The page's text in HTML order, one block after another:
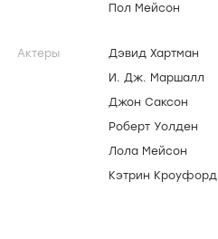
Пол Мейсон
Актеры
Дэвид Хартман
И. Дж. Маршалл
Джон Саксон
Роберт Уолден
Лола Мейсон
Кэтрин Кроуфорд